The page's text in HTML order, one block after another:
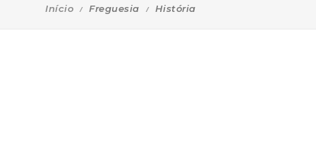
Início Freguesia História